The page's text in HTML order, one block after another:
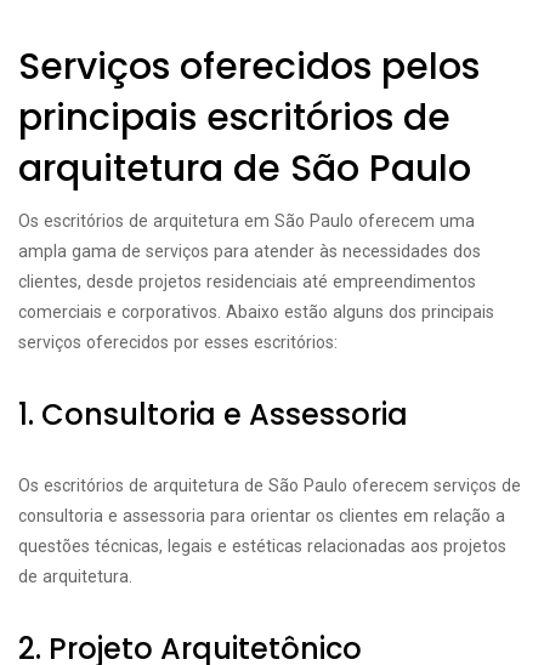
Serviços oferecidos pelos
principais escritórios de
arquitetura de São Paulo
Os escritórios de arquitetura em São Paulo oferecem uma
ampla gama de serviços para atender às necessidades dos
clientes, desde projetos residenciais até empreendimentos
comerciais e corporativos. Abaixo estão alguns dos principais
serviços oferecidos por esses escritórios:
1. Consultoria e Assessoria
Os escritórios de arquitetura de São Paulo oferecem serviços de
consultoria e assessoria para orientar os clientes em relação a
questões técnicas, legais e estéticas relacionadas aos projetos
de arquitetura.
2. Projeto Arquitetônico